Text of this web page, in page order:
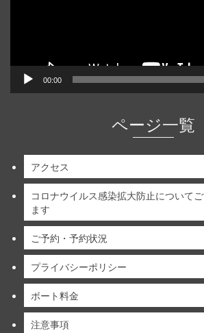
00:00
ページ一覧
アクセス
コロナウイルス感染拡大防止について
ます
ご予約・予約状況
プライバシーポリシー
ボート料金
注意事項